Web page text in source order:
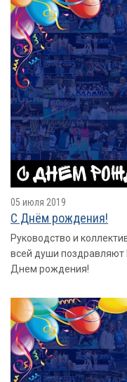
05 июля 2019
С Днём рождения!
Руководство и
всей души поздравляют
Днем рождения!